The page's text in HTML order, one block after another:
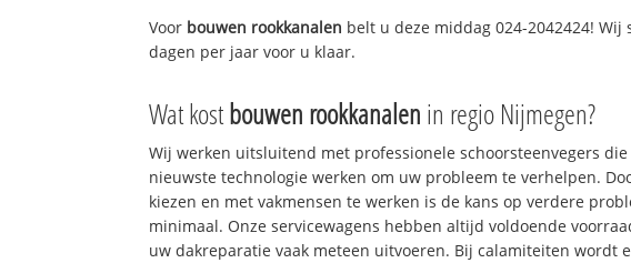
Voor bouwen rookkanalen belt u deze middag 024-2042424! Wij
dagen per jaar voor u klaar.
Wat kostbouwen rookkanalen in regio Nijmegen?
Wij werken uitsluitend met professionele schoorsteenvegers
nieuwste technologie werken om uw probleem te verhelpen.
kiezen en met vakmensen te werken is de kans op verdere
minimaal. Onze servicewagens hebben altijd voldoende
uw dakreparatie vaak meteen uitvoeren. Bij calamiteiten wordt